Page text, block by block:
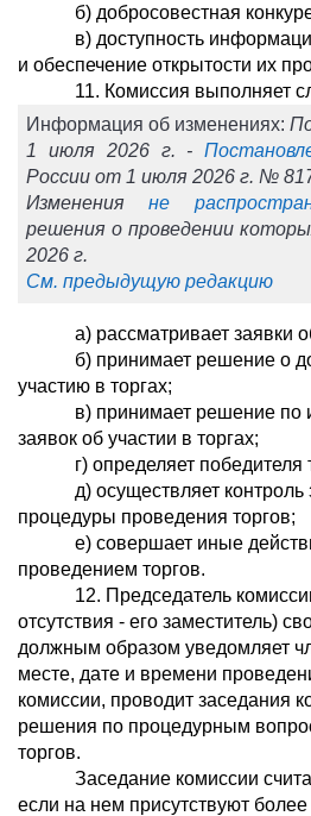
б) добросовестная
в) доступность
и обеспечение открытости их
11. Комиссия выполняет
Информация об изменениях:
1 июля 2026 г. -
России от 1 июля 2026 г. №
Измененияне
решения о проведении
2026 г.
См. предыдущую редакцию
а) рассматривает заявки
б) принимает решение о
участию в торгах;
в) принимает решение по
заявок об участии в торгах;
г) определяет победителя
д) осуществляет
процедуры проведения торгов;
е) совершает иные
проведением торгов.
12. Председатель
отсутствия - его заместитель)
должным образом уведомляет
месте, дате и времени
комиссии, проводит заседания
решения по процедурным
торгов.
Заседание комиссии
если на нем присутствуют